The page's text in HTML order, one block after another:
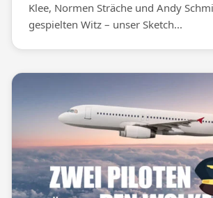
Klee, Normen Sträche und Andy
gespielten Witz – unser Sketch...